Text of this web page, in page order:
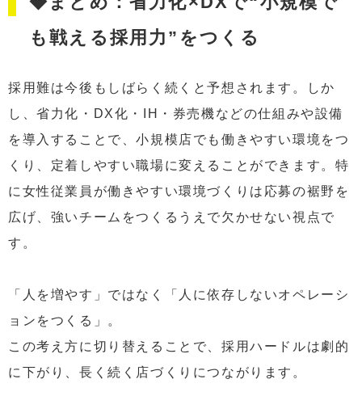
も戦える採用力”をつくる
採用難は今後もしばらく続くと予想されます。しか
し、省力化・DX化・IH・券売機などの仕組みや設備
を導入することで、小規模店でも働きやすい環境をつ
くり、定着しやすい職場に変えることができます。特
に女性従業員が働きやすい環境づくりは応募の裾野を
広げ、強いチームをつくるうえで欠かせない視点で
す。
「人を増やす」ではなく「人に依存しないオペレーシ
ョンをつくる」。
この考え方に切り替えることで、採用ハードルは劇的
に下がり、長く続く店づくりにつながります。